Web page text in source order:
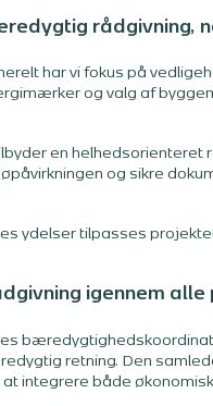
rådgivning,
har vi fokus på
og valg af
en helhedsorienteret
og sikre
ydelser tilpasses
igennem
retning. Den
at integrere både